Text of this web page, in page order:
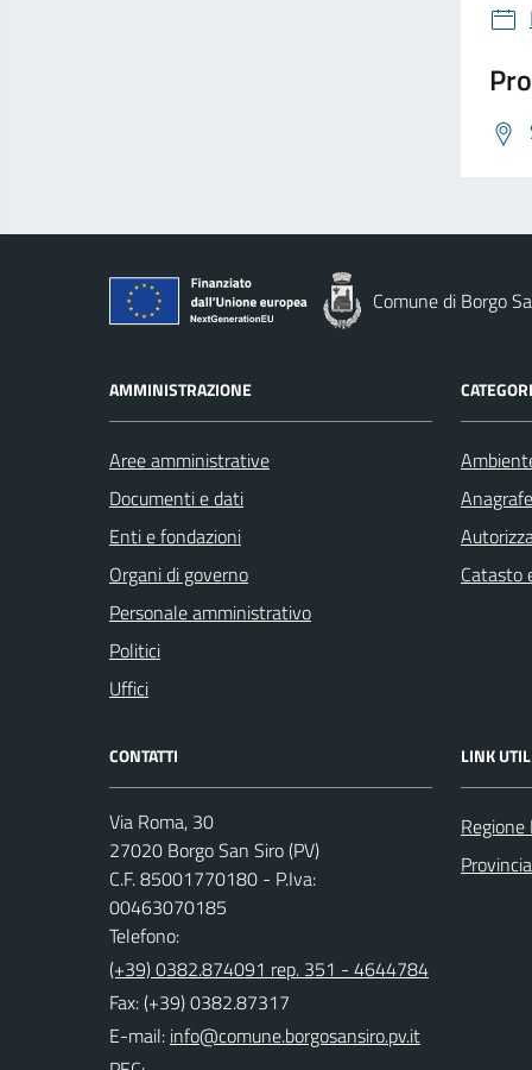
Comune di Borgo
AMMINISTRAZIONE
Aree amministrative
Documenti e dati
Enti e fondazioni
Organi di governo
Personale amministrativo
Politici
Uffici
Catasto
CONTATTI
Via Roma, 30
27020 Borgo San Siro (PV)
C.F. 85001770180 - P.Iva:
00463070185
Telefono:
(+39) 0382.874091 rep. 351 - 4644784
Fax: (+39) 0382.87317
E-mail:
LINK
Regione